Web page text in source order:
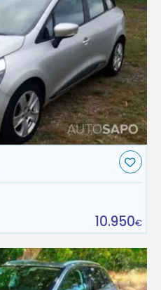
10.950€